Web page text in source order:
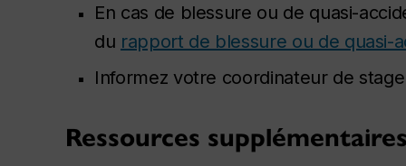
En cas de blessure ou de quasi-
du rapport de blessure ou de quasi-
Informez votre coordinateur de
Ressources